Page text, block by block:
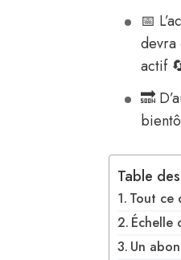
📅
devra
actif
🔜
Table
Tout ce
Échelle
Un